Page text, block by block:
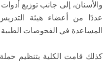
والأسنان، إلى جانب توزيع
عددًا من أعضاء هيئة التدريس
المساعدة في الفحوصات الطبية
كذلك قامت الكلية بتنظيم